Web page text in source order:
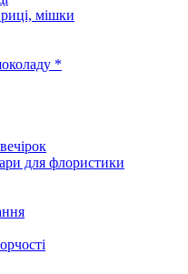
мішки
*
для флористики